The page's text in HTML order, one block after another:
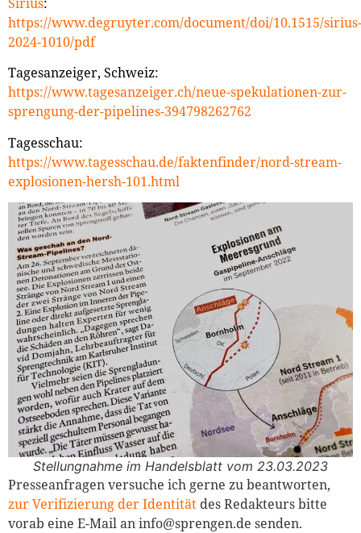
https://www.degruyter.com/document/doi/10.1515/sirius-
2024-1010/pdf
Tagesanzeiger, Schweiz:
https://www.tagesanzeiger.ch/neue-spekulationen-zur-
sprengung-der-pipelines-394798262762
Tagesschau:
https://www.tagesschau.de/faktenfinder/nord-stream-
explosionen-hersh-101.html
Stellungnahme im Handelsblatt vom 23.03.2023
Presseanfragen versuche ich gerne zu beantworten,
zur Verifizierung der Identität des Redakteurs bitte
vorab eine E-Mail an info@sprengen.de senden.